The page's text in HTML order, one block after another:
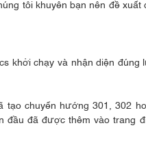
tôi khuyên bạn nên đề xuất
khởi chạy và nhận diện đúng
tạo chuyển hướng 301, 302
đầu đã được thêm vào trang